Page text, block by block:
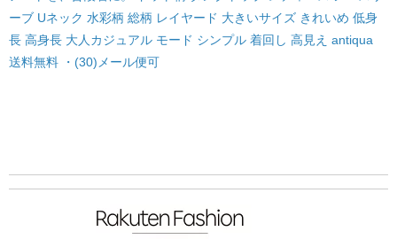
ーブ Uネック 水彩柄 総柄 レイヤード 大きいサイズ きれいめ 低身
長 高身長 大人カジュアル モード シンプル 着回し 高見え antiqua
送料無料 ・(30)メール便可